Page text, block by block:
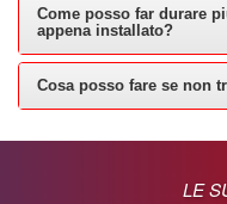
Come posso far durare
appena installato?
Cosa posso fare se non
LE